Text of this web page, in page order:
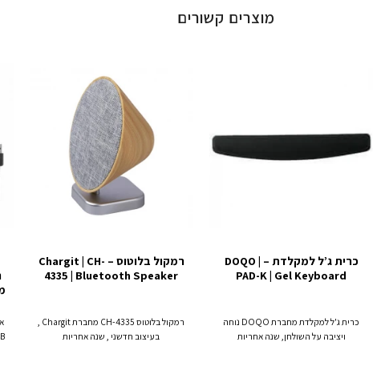
מוצרים קשורים
כרית ג’ל למקלדת – DOQO |
PAD-K | Gel Keyboard
כרית ג'ל למקלדת מחברת DOQO נוחה
ויציבה על השולחן, שנה אחריות
רמקול בלוטוס – Chargit | CH-
4335 | Bluetooth Speaker
בעיצוב חדשני , שנה אחריות